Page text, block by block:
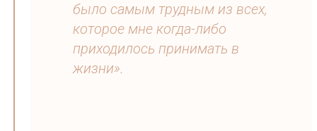
было самым трудным из всех,
которое мне когда-либо
приходилось принимать в
жизни».